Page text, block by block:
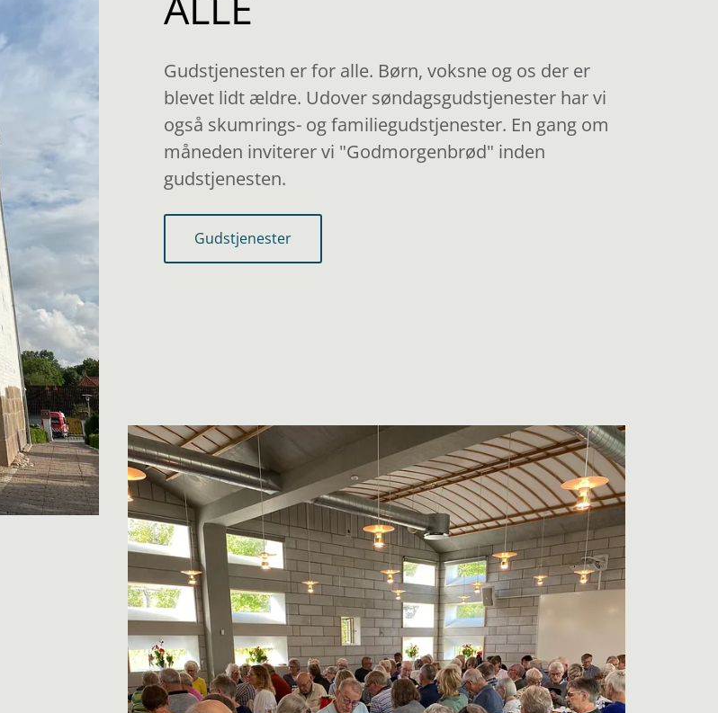
Gudstjenesten er for alle. Børn, voksne og os der er
blevet lidt ældre. Udover søndagsgudstjenester har vi
også skumrings- og familiegudstjenester. En gang om
måneden inviterer vi "Godmorgenbrød" inden
gudstjenesten.
Gudstjenester